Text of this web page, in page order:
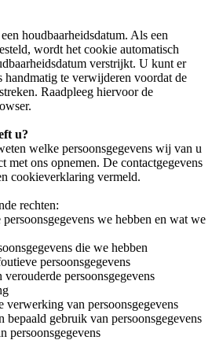
houdbaarheidsdatum. Als een
wordt het cookie automatisch
verstrijkt. U kunt er
te verwijderen voordat de
Raadpleeg hiervoor de
u?
welke persoonsgegevens wij van u
met ons opnemen. De contactgegevens
cookieverklaring vermeld.
rechten:
we hebben en wat we
die we hebben
persoonsgegevens
persoonsgegevens
verwerking van persoonsgegevens
bepaald gebruik van persoonsgegevens
persoonsgegevens